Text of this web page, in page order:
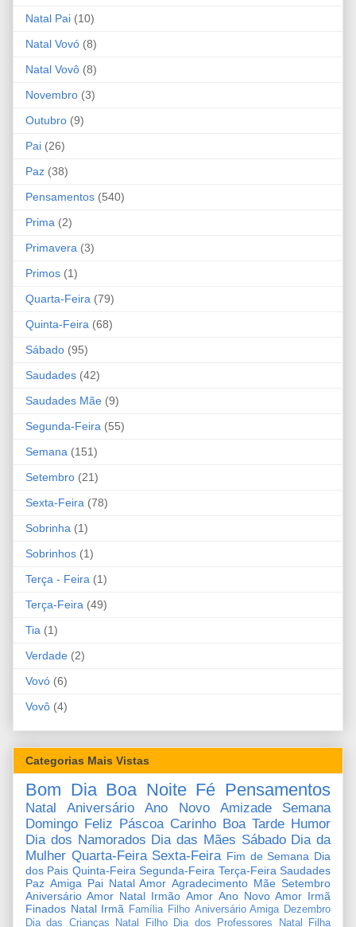
Natal Pai (10)
Natal Vovó (8)
Natal Vovô (8)
Novembro (3)
Outubro (9)
Pai (26)
Paz (38)
Pensamentos (540)
Prima (2)
Primavera (3)
Primos (1)
Quarta-Feira (79)
Quinta-Feira (68)
Sábado (95)
Saudades (42)
Saudades Mãe (9)
Segunda-Feira (55)
Semana (151)
Setembro (21)
Sexta-Feira (78)
Sobrinha (1)
Sobrinhos (1)
Terça - Feira (1)
Terça-Feira (49)
Tia (1)
Verdade (2)
Vovó (6)
Vovô (4)
Categorias Mais Vistas
Bom Dia Boa Noite Fé Pensamentos
Natal Aniversário Ano Novo Amizade
Semana
Domingo Feliz Páscoa Carinho Boa Tarde Humor
Dia dos Namorados Dia das Mães Sábado Dia da
Mulher Quarta-Feira Sexta-Feira Fim de Semana Dia
dos Pais Quinta-Feira Segunda-Feira Terça-Feira Saudades
Paz Amiga Pai Natal Amor Agradecimento Mãe Setembro
Aniversário Amor Natal Irmão Amor Ano Novo Amor Irmã
Finados Natal Irmã Família Filho Aniversário Amiga Dezembro
Dia das Crianças
Natal Filho Dia dos Professores Natal Filha